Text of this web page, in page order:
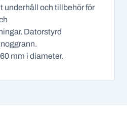
underhåll och tillbehör för
Datorstyrd
mm i diameter.